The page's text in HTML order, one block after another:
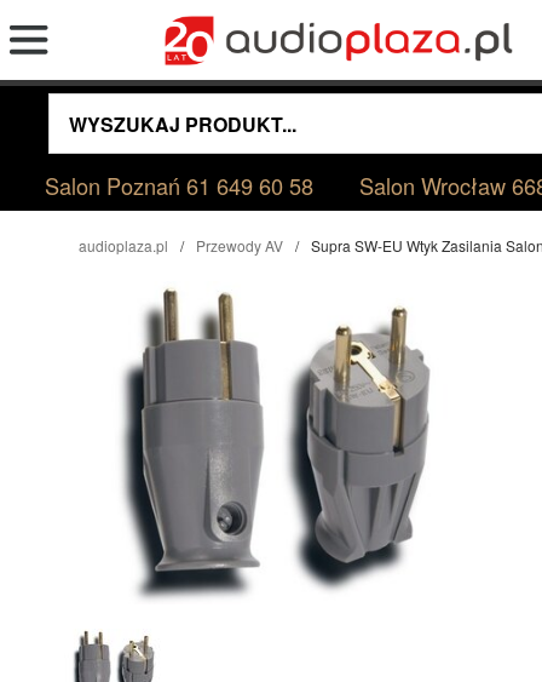
Salon Poznań61 649 60 58 Salon Wrocław
audioplaza.pl Przewody AV Supra SW-EU Wtyk Zasilania